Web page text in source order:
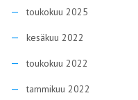
toukokuu 2025
kesäkuu 2022
toukokuu 2022
tammikuu 2022